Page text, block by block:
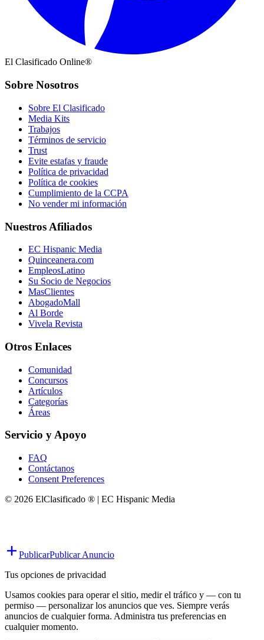
El Clasificado Online®
Sobre Nosotros
Sobre El Clasificado
Media Kits
Trabajos
Términos de servicio
Trust
Evite estafas y fraude
Política de privacidad
Política de cookies
Cumplimiento de la CCPA
No vender mi información
Nuestros Afiliados
EC Hispanic Media
Quinceanera.com
EmpleosLatino
Su Socio de Negocios
MasClientes
AbogadoMall
Al Borde
Vivela Revista
Otros Enlaces
Comunidad
Concursos
Artículos
Categorías
Áreas
Servicio y Apoyo
FAQ
Contáctanos
Consent Preferences
© 2026 ElClasificado ® | EC Hispanic Media
PublicarPublicar Anuncio
Tus opciones de privacidad
Usamos cookies para operar el sitio, medir el tráfico y — con tu
permiso — personalizar los anuncios que ves. Siempre verás
anuncios de cualquier forma. Administra tus preferencias en
cualquier momento.